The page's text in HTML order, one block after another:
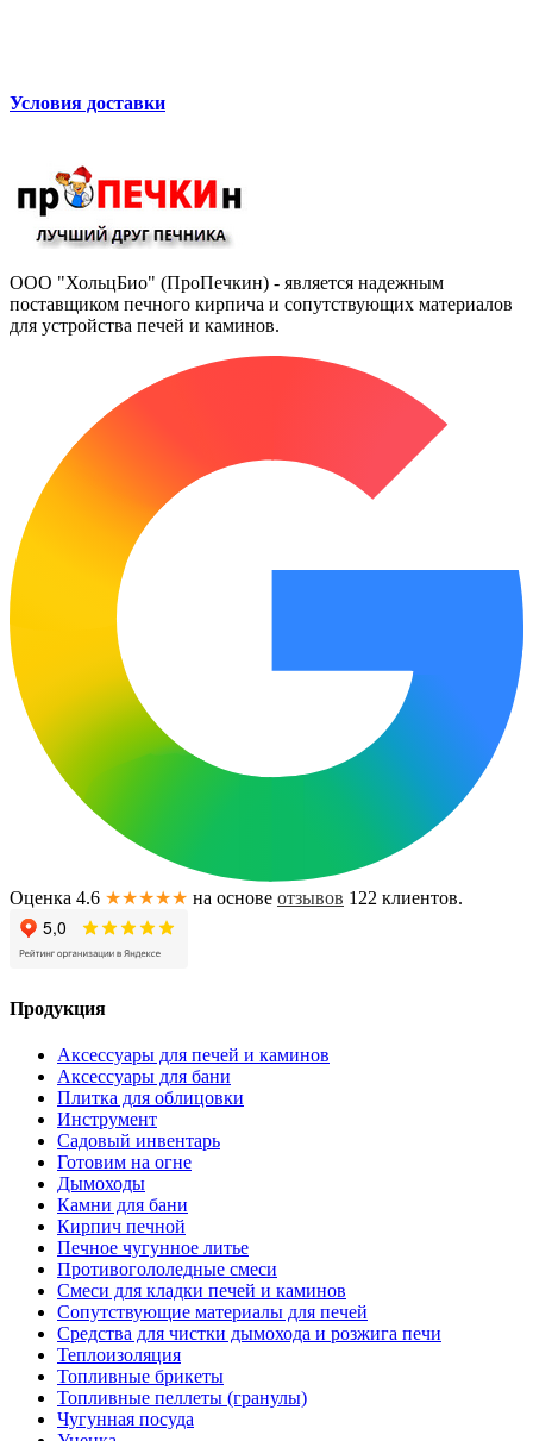
Условия доставки
ООО "ХольцБио" (ПроПечкин) - является надежным
поставщиком печного кирпича и сопутствующих материалов
для устройства печей и каминов.
Оценка 4.6 ★★★★★ на основе отзывов 122 клиентов.
Продукция
Аксессуары для печей и каминов
Аксессуары для бани
Плитка для облицовки
Инструмент
Садовый инвентарь
Готовим на огне
Дымоходы
Камни для бани
Кирпич печной
Печное чугунное литье
Противогололедные смеси
Смеси для кладки печей и каминов
Сопутствующие материалы для печей
Средства для чистки дымохода и розжига печи
Теплоизоляция
Топливные брикеты
Топливные пеллеты (гранулы)
Чугунная посуда